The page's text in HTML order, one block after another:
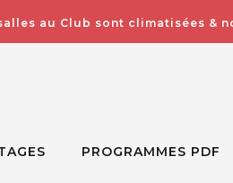
au Club sont climatisées &
PROGRAMMES PDF